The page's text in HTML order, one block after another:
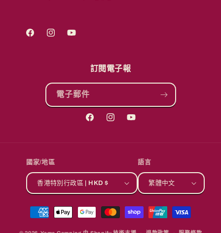
FacebookInstagramYouTube
訂閱電子報
電子郵件
FacebookInstagramYouTube
國家/地區
香港特別行政區 | HKD $
語言
繁體中文
付
款